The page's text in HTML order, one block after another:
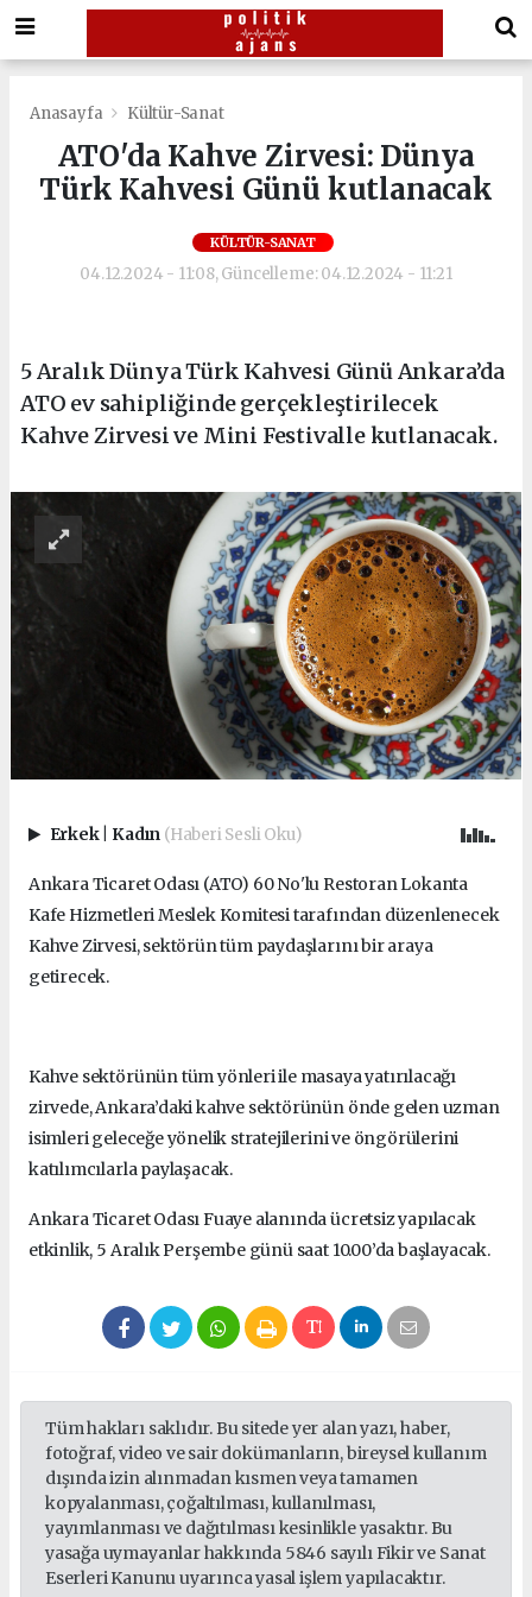
Anasayfa Kültür-Sanat
ATO'da Kahve Zirvesi: Dünya
Türk Kahvesi Günü kutlanacak
KÜLTÜR-SANAT
04.12.2024 - 11:08, Güncelleme: 04.12.2024 - 11:21
5 Aralık Dünya Türk Kahvesi Günü Ankara’da
ATO ev sahipliğinde gerçekleştirilecek
Kahve Zirvesi ve Mini Festivalle kutlanacak.
Erkek Kadın (Haberi Sesli Oku)
Ankara Ticaret Odası (ATO) 60 No'lu Restoran Lokanta
Kafe Hizmetleri Meslek Komitesi tarafından düzenlenecek
Kahve Zirvesi, sektörün tüm paydaşlarını bir araya
getirecek.
Kahve sektörünün tüm yönleri ile masaya yatırılacağı
zirvede, Ankara’daki kahve sektörünün önde gelen uzman
isimleri geleceğe yönelik stratejilerini ve öngörülerini
katılımcılarla paylaşacak.
Ankara Ticaret Odası Fuaye alanında ücretsiz yapılacak
etkinlik, 5 Aralık Perşembe günü saat 10.00’da başlayacak.
Tüm hakları saklıdır. Bu sitede yer alan yazı, haber,
fotoğraf, video ve sair dokümanların, bireysel kullanım
dışında izin alınmadan kısmen veya tamamen
kopyalanması, çoğaltılması, kullanılması,
yayımlanması ve dağıtılması kesinlikle yasaktır. Bu
yasağa uymayanlar hakkında 5846 sayılı Fikir ve Sanat
Eserleri Kanunu uyarınca yasal işlem yapılacaktır.